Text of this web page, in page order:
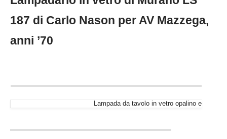
187 di Carlo Nason per AV Mazzega,
anni ’70
Lampada da tavolo in vetro opalino e